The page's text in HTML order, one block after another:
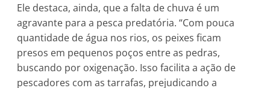
Ele destaca, ainda, que a falta de chuva é um
agravante para a pesca predatória. “Com pouca
quantidade de água nos rios, os peixes ficam
presos em pequenos poços entre as pedras,
buscando por oxigenação. Isso facilita a ação de
pescadores com as tarrafas, prejudicando a